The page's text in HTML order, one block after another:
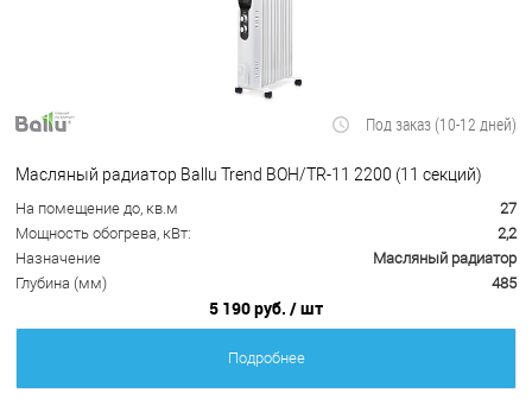
Под заказ (10-12 дней)
Масляный радиатор Ballu Trend BOH/TR-11 2200 (11 секций)
На помещение до, кв.м
27
Мощность обогрева, кВт:
2,2
Назначение
Масляный радиатор
Глубина (мм)
485
5 190 руб. / шт
Подробнее